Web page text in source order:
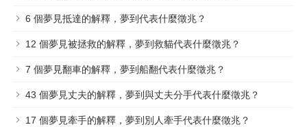
6 個夢見抵達的解釋，夢到代表什麼徵兆？
12 個夢見被拯救的解釋，夢到救貓代表什麼徵兆？
7 個​夢見翻車的解釋，夢到船翻代表什麼徵兆？
43 個夢見丈夫的解釋，夢到與丈夫分手代表什麼徵兆？
17 個夢見牽手的解釋，夢到別人牽手代表什麼徵兆？